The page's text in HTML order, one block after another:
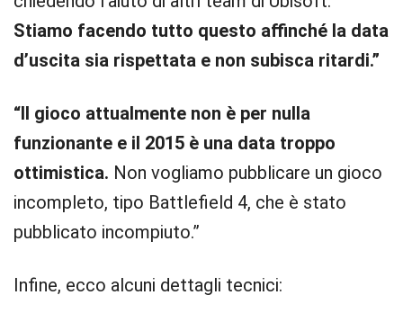
Stiamo facendo tutto questo affinché la data
d’uscita sia rispettata e non subisca ritardi.”
“Il gioco attualmente non è per nulla
funzionante e il 2015 è una data troppo
ottimistica. Non vogliamo pubblicare un gioco
incompleto, tipo Battlefield 4, che è stato
pubblicato incompiuto.”
Infine, ecco alcuni dettagli tecnici: